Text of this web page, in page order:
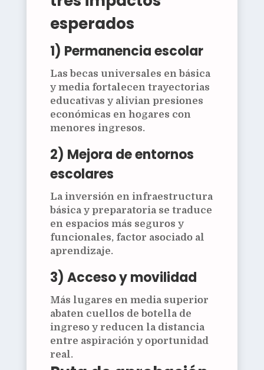
esperados
1) Permanencia escolar
Las becas universales en básica
y media fortalecen trayectorias
educativas y alivian presiones
económicas en hogares con
menores ingresos.
2) Mejora de entornos
escolares
La inversión en infraestructura
básica y preparatoria se traduce
en espacios más seguros y
funcionales, factor asociado al
aprendizaje.
3) Acceso y movilidad
Más lugares en media superior
abaten cuellos de botella de
ingreso y reducen la distancia
entre aspiración y oportunidad
real.